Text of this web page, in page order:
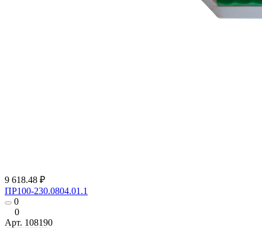
9 618.48 ₽
ПР100-230.0804.01.1
0
0
Арт. 108190